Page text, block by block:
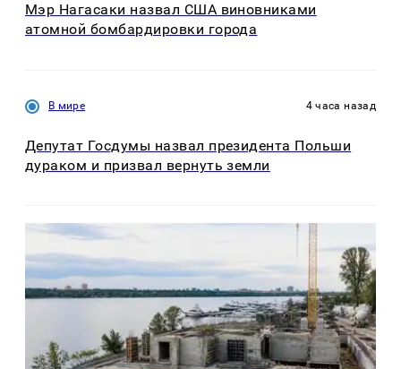
Мэр Нагасаки назвал США виновниками
атомной бомбардировки города
В мире 4 часа назад
Депутат Госдумы назвал президента Польши
дураком и призвал вернуть земли